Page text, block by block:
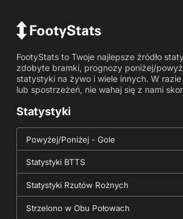
FootyStats to Twoje najlepsze źródło
zdobyte bramki, prognozy poniżej/
statystyki na żywo i wiele innych. W
lub spostrzeżeń, nie wahaj się z nami
Statystyki
Powyżej/Poniżej - Gole
Statystyki BTTS
Statystyki Rzutów Rożnych
Strzelono w Obu Połowach